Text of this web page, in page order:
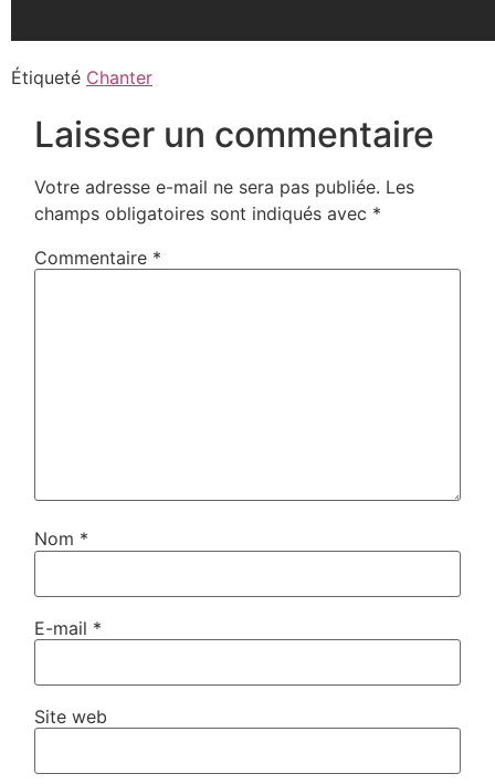
Étiqueté Chanter
Laisser un commentaire
Votre adresse e-mail ne sera pas publiée. Les
champs obligatoires sont indiqués avec *
Commentaire *
Nom *
E-mail *
Site web